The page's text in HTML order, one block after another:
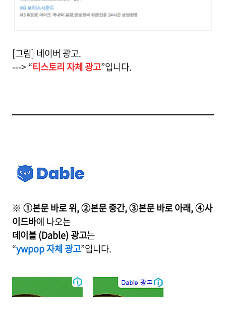
[그림] 네이버 광고.
---> “티스토리 자체 광고”입니다.
※ ①본문 바로 위, ②본문 중간, ③본문 바로 아래, ④사
이드바에 나오는
데이블 (Dable) 광고는
“ywpop 자체 광고”입니다.